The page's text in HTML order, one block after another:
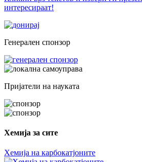
интересираат!
Генерален спонзор
Пријатели на науката
Хемија за сите
Хемија на карбокатјоните